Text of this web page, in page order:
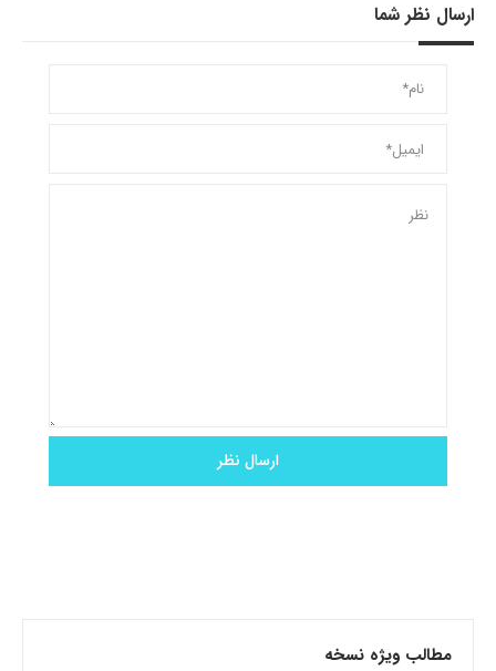
ارسال نظر شما
مطالب ویژه نسخه